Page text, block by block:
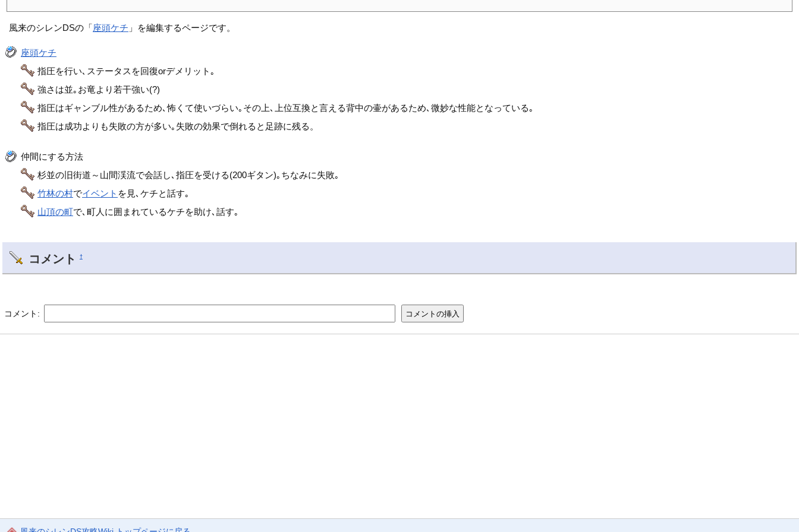
風来のシレンDSの「座頭ケチ 」を編集するページです。
座頭ケチ
指圧を行い､ステータスを回復orデメリット｡
強さは並｡お竜より若干強い(?)
指圧はギャンブル性があるため､怖くて使いづらい｡その上､上位互換と言える背中の壷があるため､微妙な性能となっている｡
指圧は成功よりも失敗の方が多い｡失敗の効果で倒れると足跡に残る。
仲間にする方法
杉並の旧街道～山間渓流で会話し､指圧を受ける(200ギタン)｡ちなみに失敗｡
竹林の村でイベント を見､ケチと話す｡
山頂の町で､町人に囲まれているケチを助け､話す｡
コメント †
コメント: